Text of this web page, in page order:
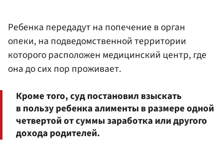
Ребенка передадут на попечение в орган
опеки, на подведомственной территории
которого расположен медицинский центр, где
она до сих пор проживает.
Кроме того, суд постановил взыскать
в пользу ребенка алименты в размере одной
четвертой от суммы заработка или другого
дохода родителей.